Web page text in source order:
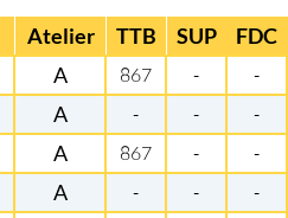
Atelier TTB SUP FDC
A 867 -
-
A - -
-
A 867 -
-
A - -
-